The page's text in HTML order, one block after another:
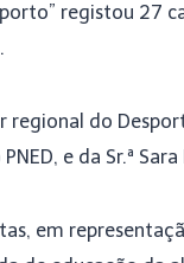
registou
do
e da Sr.ª
em